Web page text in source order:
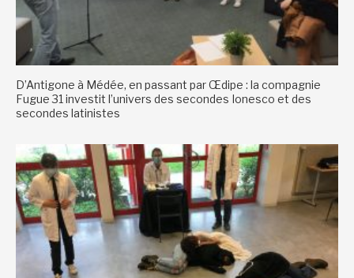
D’Antigone à Médée, en passant par Œdipe : la compagnie
Fugue 31 investit l’univers des secondes Ionesco et des
secondes latinistes